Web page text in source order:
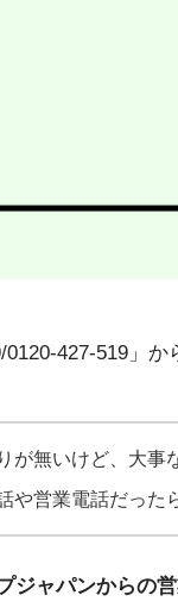
0120-427-519」
が無いけど、大事
や営業電話だった
ジャパンからの